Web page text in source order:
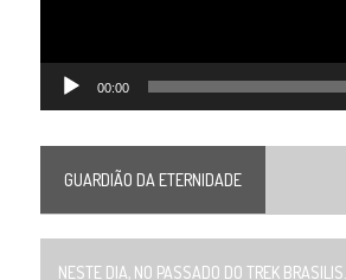
00:00
GUARDIÃO DA ETERNIDADE
NESTE DIA, NO PASSADO DO TREK BRASILIS...